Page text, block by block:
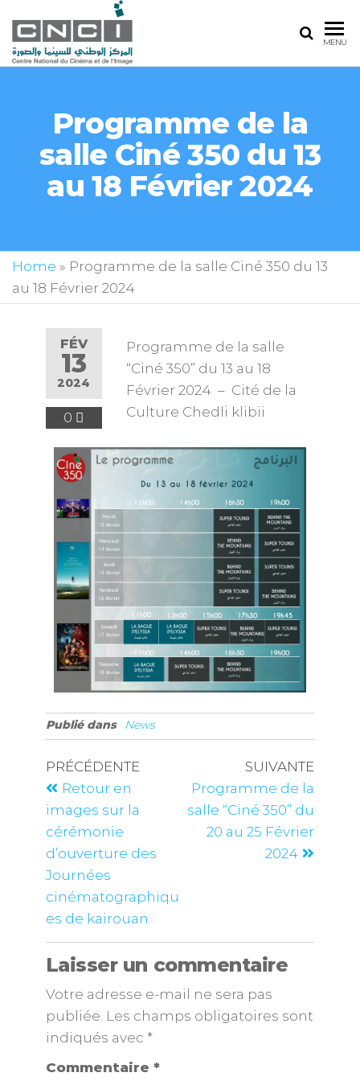
MENU
Programme de la
salle Ciné 350 du 13
au 18 Février 2024
Home » Programme de la salle Ciné 350 du 13
au 18 Février 2024
FÉV
13
2024
0
Programme de la salle
“Ciné 350” du 13 au 18
Février 2024 – Cité de la
Culture Chedli klibii
Publié dans News
PRÉCÉDENTE
Retour en
images sur la
cérémonie
d’ouverture des
Journées
cinématographiqu
es de kairouan
SUIVANTE
Programme de la
salle “Ciné 350” du
20 au 25 Février
2024
Laisser un commentaire
Votre adresse e-mail ne sera pas
publiée. Les champs obligatoires sont
indiqués avec *
Commentaire *